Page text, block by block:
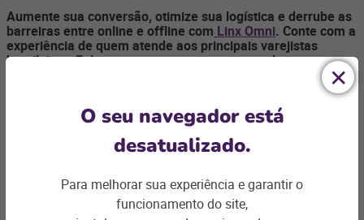
Aumente sua conversão, otimize sua logística e derrube as
barreiras entre online e offline com Linx Omni. Conte com a
experiência de quem atende aos principais varejistas
brasileiros.Fale com a gentee entre no mundo
O seu navegador está
desatualizado.
Para melhorar sua experiência e garantir o
funcionamento do site,